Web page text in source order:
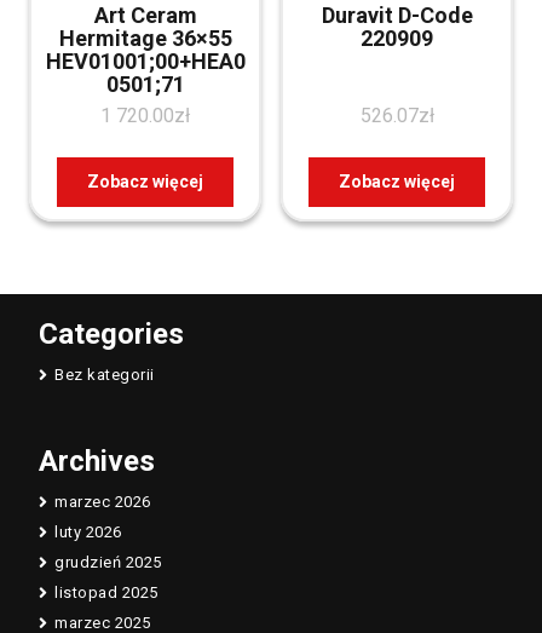
Art Ceram
Hermitage 36×55
HEV01001;00+HEA0
0501;71
1 720.00zł
Zobacz więcej
Duravit D-Code
220909
526.07zł
Zobacz więcej
Categories
Bez kategorii
Archives
marzec 2026
luty 2026
grudzień 2025
listopad 2025
marzec 2025